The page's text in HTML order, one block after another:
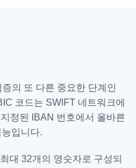
의 또 다른 중요한 단계인
코드는 SWIFT 네트워크에
정된 IBAN 번호에서 올바른
입니다.
대 32개의 영숫자로 구성되